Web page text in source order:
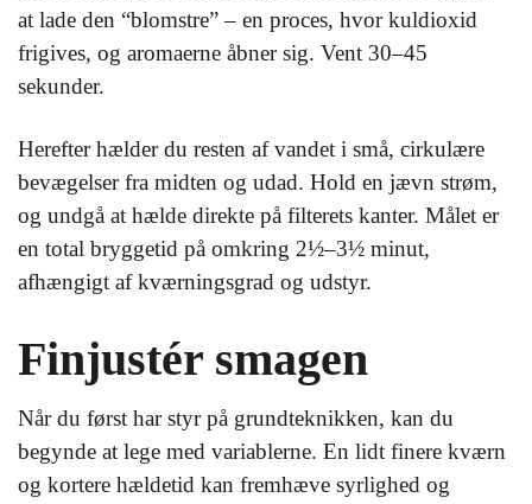
at lade den “blomstre” – en proces, hvor kuldioxid
frigives, og aromaerne åbner sig. Vent 30–45
sekunder.
Herefter hælder du resten af vandet i små, cirkulære
bevægelser fra midten og udad. Hold en jævn strøm,
og undgå at hælde direkte på filterets kanter. Målet er
en total bryggetid på omkring 2½–3½ minut,
afhængigt af kværningsgrad og udstyr.
Finjustér smagen
Når du først har styr på grundteknikken, kan du
begynde at lege med variablerne. En lidt finere kværn
og kortere hældetid kan fremhæve syrlighed og